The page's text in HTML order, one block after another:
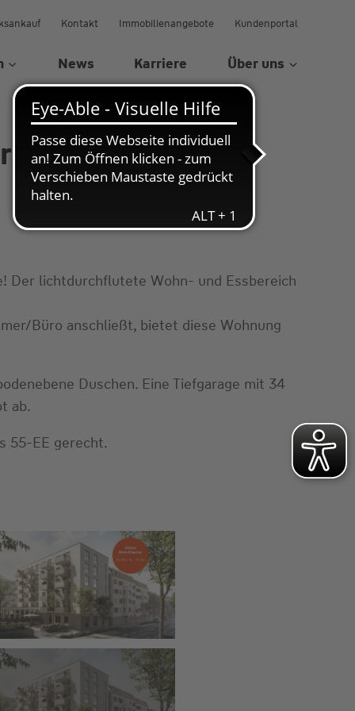
Kontakt Immobilienangebote Kundenportal
News Karriere Über uns
Der lichtdurchflutete Wohn- und Essbereich
Büro anschließt, bietet diese Wohnung
Duschen. Eine Tiefgarage mit 34
ab.
55-EE gerecht.